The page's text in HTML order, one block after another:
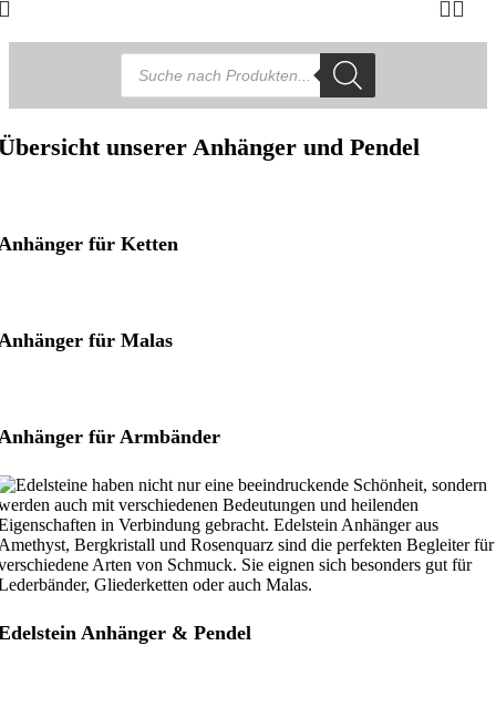
Products
search
unserer Anhänger und Pendel
für Ketten
für Malas
für Armbänder
Anhänger & Pendel